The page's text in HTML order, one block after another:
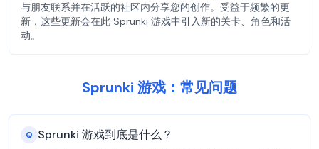
与朋友联系并在活跃的社区内分享您的创作。受益于频繁的更
新，这些更新会在此 Sprunki 游戏中引入新的关卡、角色和活
动。
Sprunki 游戏：常见问题
Q Sprunki 游戏到底是什么？